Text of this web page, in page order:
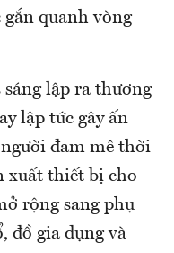
gắn quanh vòng
lập ra thương
lập tức gây ấn
đam mê thời
xuất thiết bị cho
rộng sang phụ
đồ gia dụng và